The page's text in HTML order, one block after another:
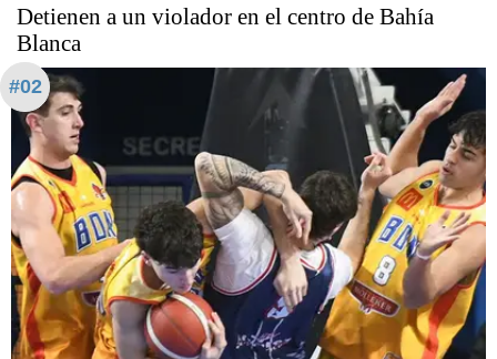
Detienen a un violador en el centro de Bahía
Blanca
#02